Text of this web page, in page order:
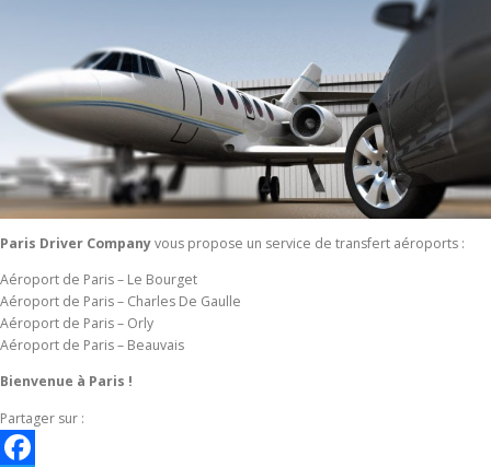
Paris Driver Companyvous propose un service de transfert aéroports :
Aéroport de Paris – Le Bourget
Aéroport de Paris – Charles De Gaulle
Aéroport de Paris – Orly
Aéroport de Paris – Beauvais
Bienvenue à Paris !
Partager sur :